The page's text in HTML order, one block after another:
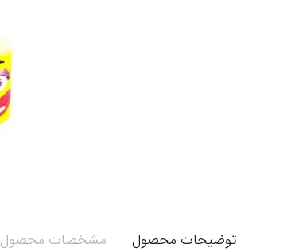
توضیحات محصول مشخصات محصول